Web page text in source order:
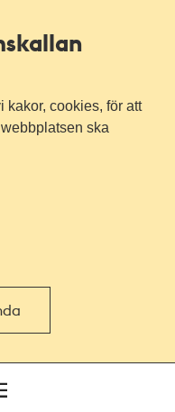
kakor, cookies, för att
ska